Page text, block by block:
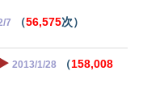
7 （56,575次）
2013/1/28 （158,008